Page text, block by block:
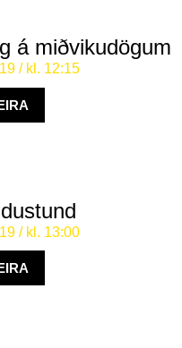
á miðvikudögum
/ kl. 12:15
/ kl. 13:00